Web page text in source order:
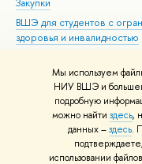
Мы используем
НИУ ВШЭ и
подробную
можно найти здесь,
данных –здесь.
использовании
Закупки
ВШЭ для студентов с
здоровья и инвалидностью
Единая платежная страница
© НИУ ВШЭ 1993–2026